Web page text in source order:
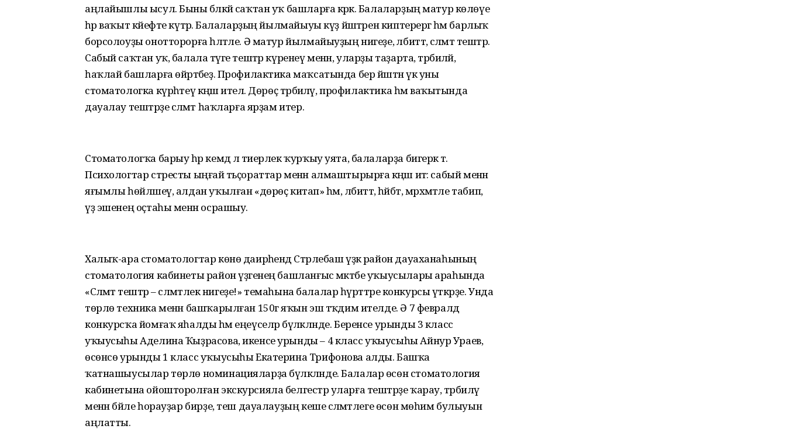
аңлайышлы ысул. Быны бәләкәй саҡтан уҡ башларға кәрәк. Балаларҙың матур көлөүе
һәр ваҡыт кәйефте күтәрә. Балаларҙың йылмайыуы күҙ йәштәрен киптерергә һәм барлыҡ
борсолоуҙы онотторорға һәләтле. Ә матур йылмайыуҙың нигеҙе, әлбиттә, сәләмәт тештәр.
Сабый саҡтан уҡ, балала тәүге тештәр күренеү менән, уларҙы таҙарта, тәрбиәләй,
һаҡлай башларға өйрәтәбеҙ. Профилактика маҡсатында бер йәштән үк уны
стоматологка күрһәтеү кәңәш ителә. Дөрөҫ тәрбиәләү, профилактика һәм ваҡытында
дауалау тештәрҙе сәләмәт һаҡларға ярҙам итер.
Стоматологҡа барыу һәр кемдә лә тиерлек ҡурҡыу уята, балаларҙа бигерәк тә.
Психологтар стресты ыңғай тәьҫораттар менән алмаштырырға кәңәш итә: сабый менән
яғымлы һөйләшеү, алдан уҡылған «дөрөҫ китап» һәм, әлбиттә, һәйбәт, мәрхәмәтле табип,
үҙ эшенең оҫтаһы менән осрашыу.
Халыҡ-ара стоматологтар көнө даирәһендә Стәрлебаш үҙәк район дауаханаһының
стоматология кабинеты район үҙәгенең башланғыс мәктәбе уҡыусылары араһында
«Сәләмәт тештәр – сәләмәтлек нигеҙе!» темаһына балалар һүрәттәре конкурсы үткәрҙе. Унда
төрлө техника менән башҡарылған 150гә яҡын эш тәҡдим ителде. Ә 7 февралдә
конкурсҡа йомғаҡ яһалды һәм еңеүселәр бүләкләнде. Беренсе урынды 3 класс
уҡыусыһы Аделина Ҡыҙрасова, икенсе урынды – 4 класс уҡыусыһы Айнур Ураев,
өсөнсө урынды 1 класс уҡыусыһы Екатерина Трифонова алды. Башҡа
ҡатнашыусылар төрлө номинацияларҙа бүләкләнде. Балалар өсөн стоматология
кабинетына ойошторолған экскурсияла белгестәр уларға тештәрҙе ҡарау, тәрбиәләү
менән бәйле һорауҙар бирҙе, теш дауалауҙың кеше сәләмәтлеге өсөн мөһим булыуын
аңлатты.